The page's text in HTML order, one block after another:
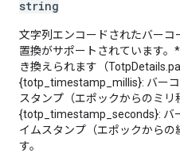
string
文字列エンコードされたバー
置換がサポートされています
き換えられます（
{totp_timestamp_millis}: バー
スタンプ（エポックからのミ
{totp_timestamp_seconds}: バ
イムスタンプ（エポックから
す。